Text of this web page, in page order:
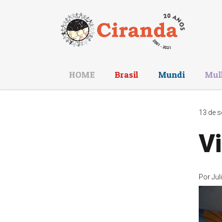
HOME Brasil Mundi
13 de
Por